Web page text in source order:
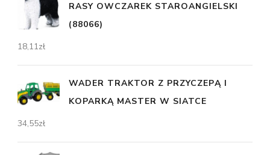
RASY OWCZAREK STAROANGIELSKI
(88066)
18,11zł
WADER TRAKTOR Z PRZYCZEPĄ I
KOPARKĄ MASTER W SIATCE
34,55zł